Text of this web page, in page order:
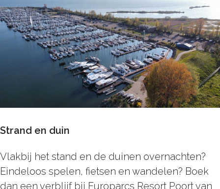
Strand en duin
Vlakbij het stand en de duinen overnachten?
Eindeloos spelen, fietsen en wandelen? Boek
dan een verblijf bij Europarcs Resort Poort van